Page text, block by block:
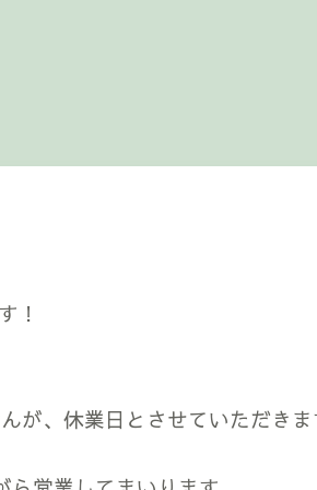
！
が、休業日とさせていただきま